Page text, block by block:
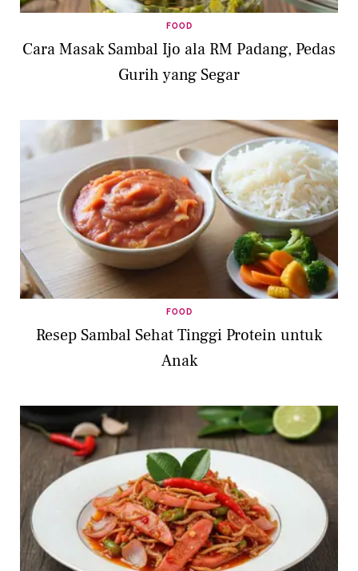
FOOD
Cara Masak Sambal Ijo ala RM Padang, Pedas
Gurih yang Segar
FOOD
Resep Sambal Sehat Tinggi Protein untuk
Anak